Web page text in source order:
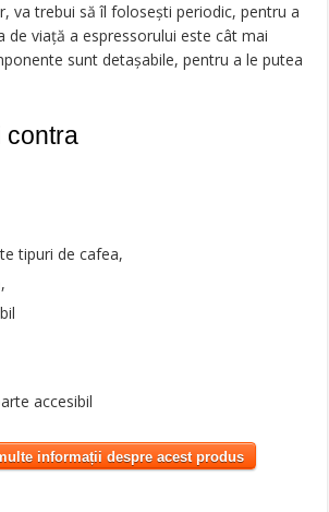
va trebui să îl folosești periodic, pentru a
de viață a espressorului este cât mai
sunt detașabile, pentru a le putea
contra
tipuri de cafea,
accesibil
informații despre acest produs